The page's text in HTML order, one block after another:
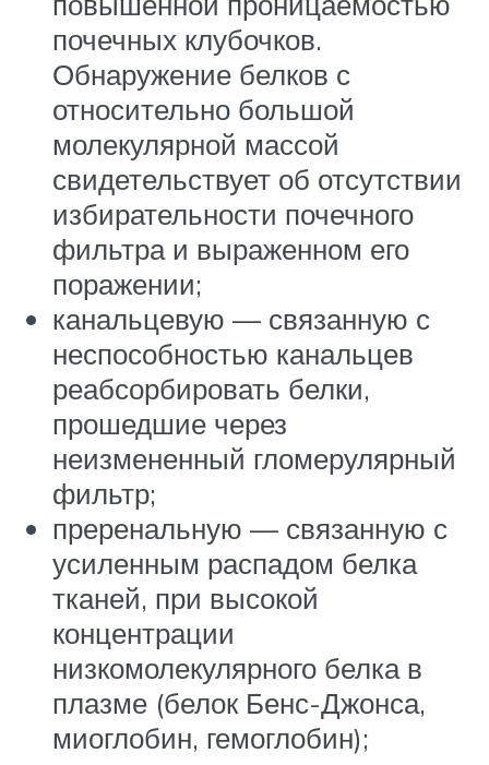
почечных клубочков.
Обнаружение белков с
относительно большой
молекулярной массой
свидетельствует об отсутствии
избирательности почечного
фильтра и выраженном его
поражении;
канальцевую — связанную с
неспособностью канальцев
реабсорбировать белки,
прошедшие через
неизмененный гломерулярный
фильтр;
преренальную — связанную с
усиленным распадом белка
тканей, при высокой
концентрации
низкомолекулярного белка в
плазме (белок Бенс-Джонса,
миоглобин, гемоглобин);